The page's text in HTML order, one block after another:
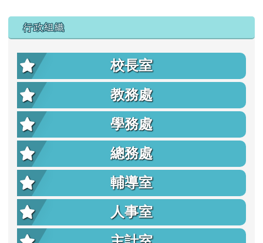
行政組織
校長室
教務處
學務處
總務處
輔導室
人事室